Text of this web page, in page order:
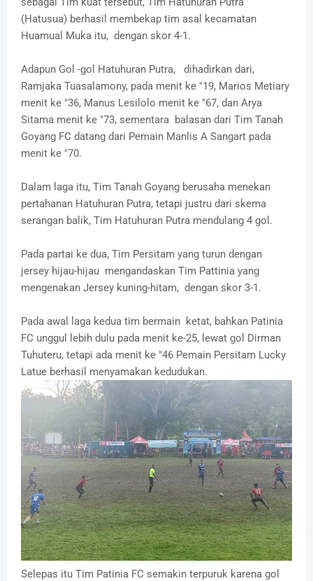
(Hatusua) berhasil membekap tim asal kecamatan
Huamual Muka itu, dengan skor 4-1.
Adapun Gol -gol Hatuhuran Putra, dihadirkan dari,
Ramjaka Tuasalamony, pada menit ke "19, Marios Metiary
menit ke "36, Manus Lesilolo menit ke "67, dan Arya
Sitama menit ke "73, sementara balasan dari Tim Tanah
Goyang FC datang dari Pemain Manlis A Sangart pada
menit ke "70.
Dalam laga itu, Tim Tanah Goyang berusaha menekan
pertahanan Hatuhuran Putra, tetapi justru dari skema
serangan balik, Tim Hatuhuran Putra mendulang 4 gol.
Pada partai ke dua, Tim Persitam yang turun dengan
jersey hijau-hijau mengandaskan Tim Pattinia yang
mengenakan Jersey kuning-hitam, dengan skor 3-1.
Pada awal laga kedua tim bermain ketat, bahkan Patinia
FC unggul lebih dulu pada menit ke-25, lewat gol Dirman
Tuhuteru, tetapi ada menit ke "46 Pemain Persitam Lucky
Latue berhasil menyamakan kedudukan.
Selepas itu Tim Patinia FC semakin terpuruk karena gol